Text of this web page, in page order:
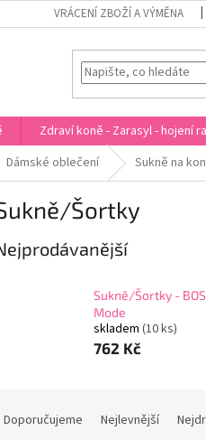
VRÁCENÍ ZBOŽÍ A VÝMĚNA
Zdraví koně - Zarasyl - hojení
Dámské oblečení Sukně na
Šortky
Sukně/Šortky -
Mode
skladem (10 ks)
762 Kč
Doporučujeme Nejlevnější